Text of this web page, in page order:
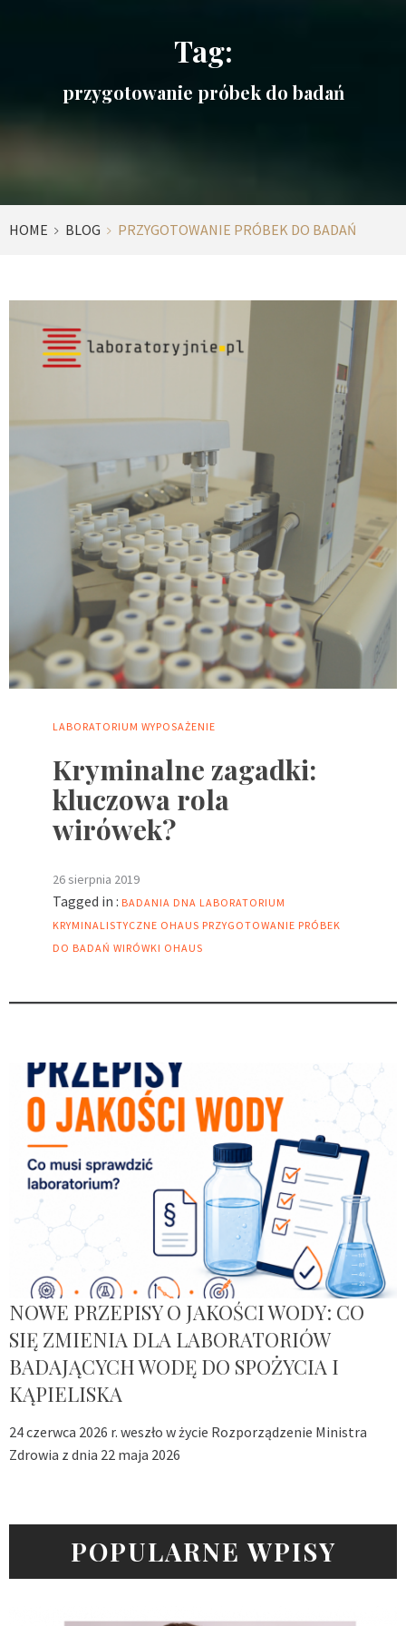
Tag:
przygotowanie próbek do badań
HOME BLOG PRZYGOTOWANIE PRÓBEK DO BADAŃ
LABORATORIUM WYPOSAŻENIE
Kryminalne zagadki:
kluczowa rola
wirówek?
26 sierpnia 2019
Tagged in : BADANIA DNA LABORATORIUM
KRYMINALISTYCZNE OHAUS PRZYGOTOWANIE PRÓBEK
DO BADAŃ WIRÓWKI OHAUS
NOWE PRZEPISY O JAKOŚCI WODY: CO
SIĘ ZMIENIA DLA LABORATORIÓW
BADAJĄCYCH WODĘ DO SPOŻYCIA I
KĄPIELISKA
24 czerwca 2026 r. weszło w życie Rozporządzenie Ministra
Zdrowia z dnia 22 maja 2026
POPULARNE WPISY